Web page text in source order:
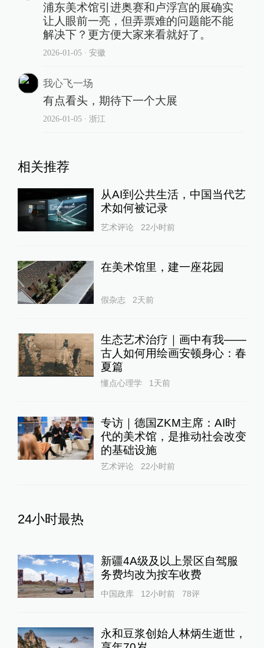
浦东美术馆引进奥赛和卢浮宫的展确实
让人眼前一亮，但弄票难的问题能不能
解决下？更方便大家来看就好了。
2026-01-05∙ 安徽
我心飞一场
有点看头，期待下一个大展
2026-01-05∙ 浙江
相关推荐
从AI到公共生活，中国当代艺
术如何被记录
艺术评论 22小时前
在美术馆里，建一座花园
假杂志 2天前
生态艺术治疗｜画中有我——
古人如何用绘画安顿身心：春
夏篇
懂点心理学 1天前
专访｜德国ZKM主席：AI时
代的美术馆，是推动社会改变
的基础设施
艺术评论 22小时前
24小时最热
新疆4A级及以上景区自驾服
务费均改为按车收费
中国政库 12小时前 78评
永和豆浆创始人林炳生逝世，